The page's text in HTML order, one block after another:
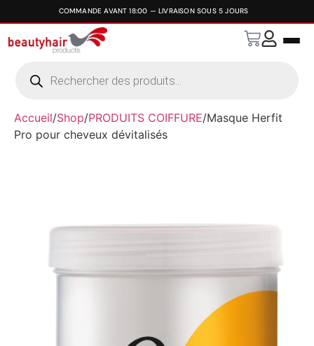
Accueil/Shop/PRODUITS COIFFURE/Masque Herfit
Pro pour cheveux dévitalisés